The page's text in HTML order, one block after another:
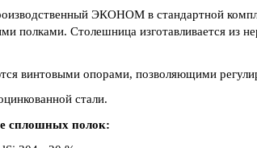
ЭКОНОМ в стандартной
полками. Столешница изготавливается из
винтовыми опорами, позволяющими
стали.
сплошных полок: